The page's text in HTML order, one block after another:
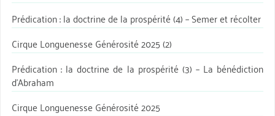
Prédication : la doctrine de la prospérité (4) – Semer et récolter
Cirque Longuenesse Générosité 2025 (2)
Prédication : la doctrine de la prospérité (3) – La bénédiction
d’Abraham
Cirque Longuenesse Générosité 2025